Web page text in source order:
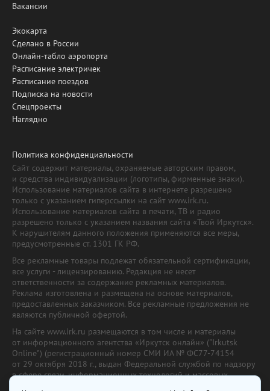
Вакансии
Экокарта
Сделано в России
Онлайн-табло аэропорта
Расписание электричек
Расписание поездов
Подписка на новости
Спецпроекты
Наглядно
Политика конфиденциальности
Сайт содержит материалы, охраняемые авторским правом,
и средства индивидуализации (логотипы, фирменные знаки).
Использование материалов сайта в интернете разрешено
только с указанием гиперссылки на сайт www.irk.ru.
Использование материалов сайта в печати, ТВ и радио
разрешено только с указанием названия сайта «Твой Иркутск».
К нарушителям данного положения применяются все меры,
предусмотренные ст. 1301 ГК РФ.
Все рекламные товары подлежат обязательной сертификации,
все услуги - лицензированию. Редакция не несет
ответственности за содержание рекламных материалов.
Реклама изготовлена и размещена на основе материалов,
предоставленных заказчиком. Все рекламные предложения не
являются публичной офертой.
На сайте www.irk.ru размещаются в том числе и материалы
от информационного агентства «Иркутск онлайн» ("Irkutsk
Online") (регистрационный номер СМИ ИА № ФС77-74154
от 29 октября 2018 г., выдан Федеральной службой по надзору
в сфере связи, информационных технологий и массовых